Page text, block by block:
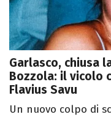
Garlasco, chiusa
Bozzola: il vicolo
Flavius Savu
Un nuovo colpo di